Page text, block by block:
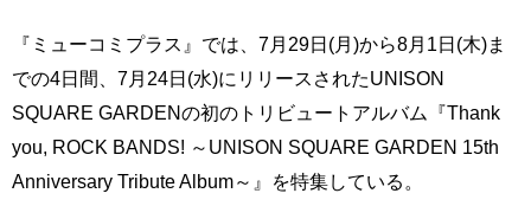
『ミューコミプラス』では、7月29日(月)から8月1日(木)ま
での4日間、7月24日(水)にリリースされたUNISON
SQUARE GARDENの初のトリビュートアルバム『Thank
you, ROCK BANDS! ～UNISON SQUARE GARDEN 15th
Anniversary Tribute Album～』を特集している。